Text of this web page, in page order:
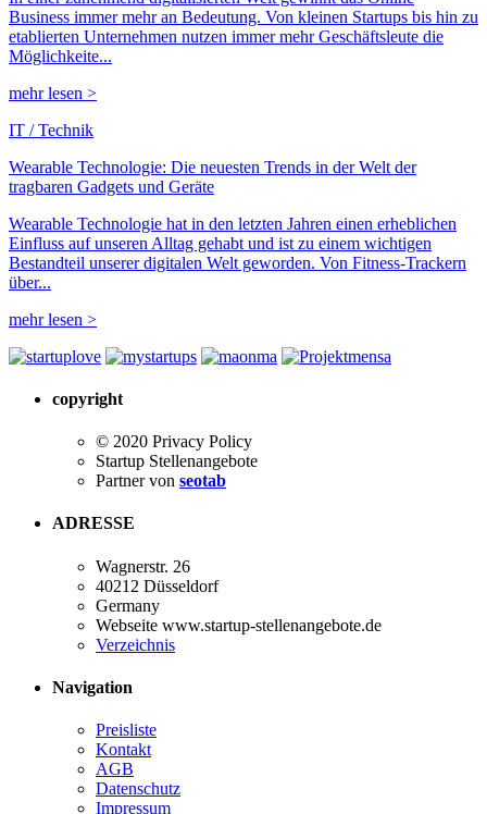
Business immer mehr an Bedeutung. Von kleinen Startups bis hin zu
etablierten Unternehmen nutzen immer mehr Geschäftsleute die
Möglichkeite...
mehr lesen >
IT / Technik
Wearable Technologie: Die neuesten Trends in der Welt der
tragbaren Gadgets und Geräte
Wearable Technologie hat in den letzten Jahren einen erheblichen
Einfluss auf unseren Alltag gehabt und ist zu einem wichtigen
Bestandteil unserer digitalen Welt geworden. Von Fitness-Trackern
über...
mehr lesen >
copyright
© 2020 Privacy Policy
Startup Stellenangebote
Partner von seotab
ADRESSE
Wagnerstr. 26
40212 Düsseldorf
Germany
Webseite www.startup-stellenangebote.de
Verzeichnis
Navigation
Preisliste
Kontakt
AGB
Datenschutz
Impressum